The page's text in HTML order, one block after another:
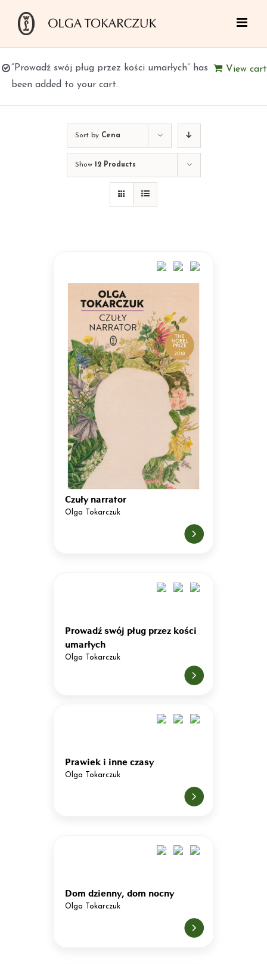
View cart
“Prowadź swój pług przez kości umarłych” has
been added to your cart.
Sort by Cena
Show 12 Products
Czuły narrator
Olga Tokarczuk
Prowadź swój pług przez kości
umarłych
Olga Tokarczuk
Prawiek i inne czasy
Olga Tokarczuk
Dom dzienny, dom nocny
Olga Tokarczuk